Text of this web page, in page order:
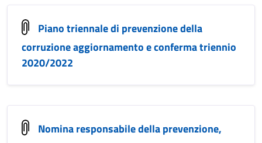
Piano triennale di prevenzione della
corruzione aggiornamento e conferma triennio
2020/2022
Nomina responsabile della prevenzione,